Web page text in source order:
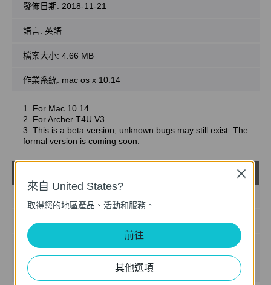
發佈日期: 2018-11-21
語言: 英語
檔案大小: 4.66 MB
作業系統: mac os x 10.14
1. For Mac 10.14.
2. For Archer T4U V3.
3. This is a beta version; unknown bugs may still exist. The
formal version is coming soon.
語言:英語
檔案大小:46.28 MB
作業系統: WinXP/Win7/Win8/Win8.1/Win10/Win11
來自 United States?
取得您的地區產品、活動和服務。
前往
其他選項
Close